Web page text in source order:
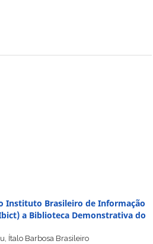
Instituto Brasileiro de Informação
a Biblioteca Demonstrativa do
Ítalo Barbosa Brasileiro